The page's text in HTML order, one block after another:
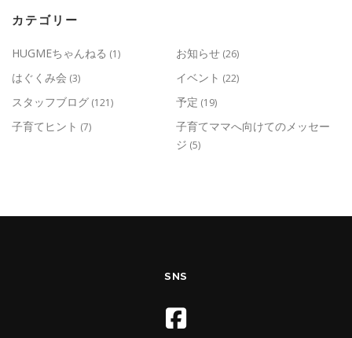
カテゴリー
HUGMEちゃんねる (1) お知らせ (26)
はぐくみ会 (3) イベント (22)
スタッフブログ (121) 予定 (19)
子育てヒント (7)
子育てママへ向けてのメッセー
ジ (5)
SNS